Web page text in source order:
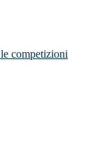
competizioni